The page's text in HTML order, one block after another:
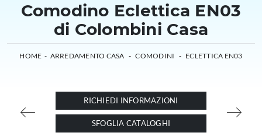
Comodino Eclettica EN03
di Colombini Casa
HOME - ARREDAMENTO CASA - COMODINI - ECLETTICA EN03
RICHIEDI INFORMAZIONI
SFOGLIA CATALOGHI